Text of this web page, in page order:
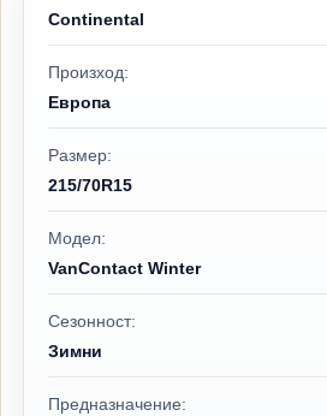
Continental
Произход:
Европа
Размер:
215/70R15
Модел:
VanContact Winter
Сезонност:
Зимни
Предназначение: